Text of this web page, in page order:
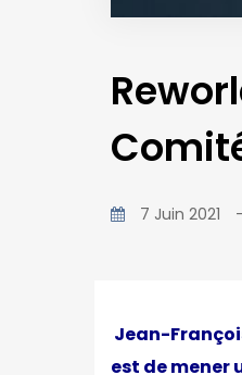
7 Juin 2021 -
Jean-
est de mener